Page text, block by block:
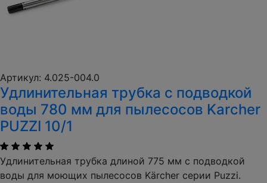
Артикул: 4.025-004.0
Удлинительная трубка с подводкой
воды 780 мм для пылесосов Karcher
PUZZI 10/1
Удлинительная трубка длиной 775 мм с подводкой
воды для моющих пылесосов Kärcher серии Puzzi.